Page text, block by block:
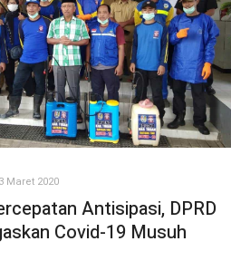
Maret 2020
Antisipasi, DPRD
Covid-19 Musuh